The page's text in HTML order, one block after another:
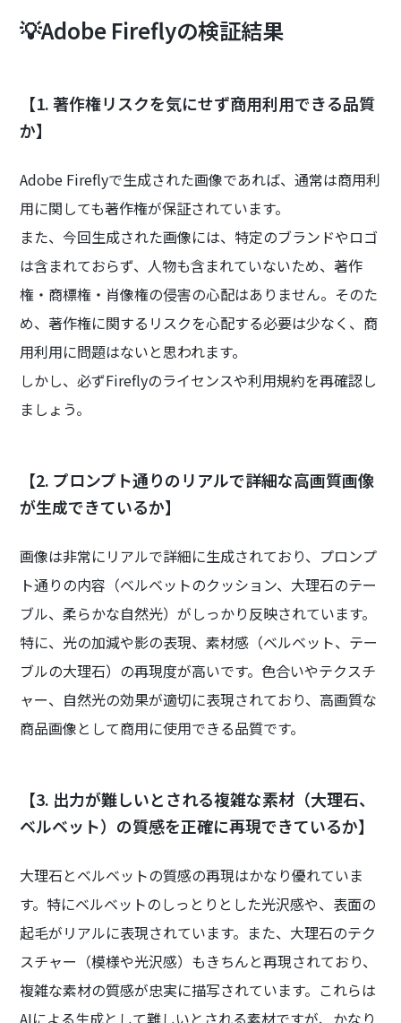
💡Adobe Fireflyの検証結果
【1. 著作権リスクを気にせず商用利用できる品質
か】
Adobe Fireflyで生成された画像であれば、通常は商用利
用に関しても著作権が保証されています。
また、今回生成された画像には、特定のブランドやロゴ
は含まれておらず、人物も含まれていないため、著作
権・商標権・肖像権の侵害の心配はありません。そのた
め、著作権に関するリスクを心配する必要は少なく、商
用利用に問題はないと思われます。
しかし、必ずFireflyのライセンスや利用規約を再確認し
ましょう。
【2. プロンプト通りのリアルで詳細な高画質画像
が生成できているか】
画像は非常にリアルで詳細に生成されており、プロンプ
ト通りの内容（ベルベットのクッション、大理石のテー
ブル、柔らかな自然光）がしっかり反映されています。
特に、光の加減や影の表現、素材感（ベルベット、テー
ブルの大理石）の再現度が高いです。色合いやテクスチ
ャー、自然光の効果が適切に表現されており、高画質な
商品画像として商用に使用できる品質です。
【3. 出力が難しいとされる複雑な素材（大理石、
ベルベット）の質感を正確に再現できているか】
大理石とベルベットの質感の再現はかなり優れていま
す。特にベルベットのしっとりとした光沢感や、表面の
起毛がリアルに表現されています。また、大理石のテク
スチャー（模様や光沢感）もきちんと再現されており、
複雑な素材の質感が忠実に描写されています。これらは
AIによる生成として難しいとされる素材ですが、かなり